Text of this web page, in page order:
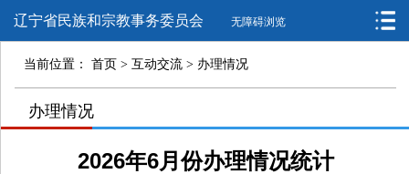
辽宁省民族和宗教事务委员会 无障碍浏览
当前位置： 首页 > 互动交流 > 办理情况
>>
办理情况
2026年6月份办理情况统计